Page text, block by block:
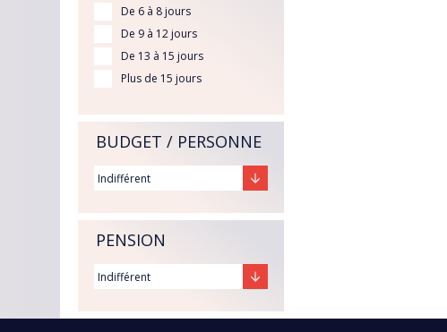
De 6 à 8 jours
De 9 à 12 jours
De 13 à 15 jours
Plus de 15 jours
BUDGET / PERSONNE
PENSION